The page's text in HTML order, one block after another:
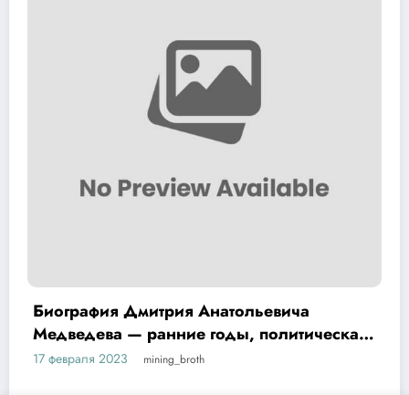
Биография Хой Юрий —
факты и достижения на
17 февраля 2023